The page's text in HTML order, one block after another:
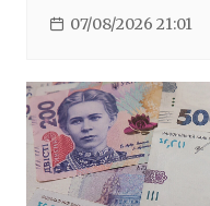
07/08/2026 21:01